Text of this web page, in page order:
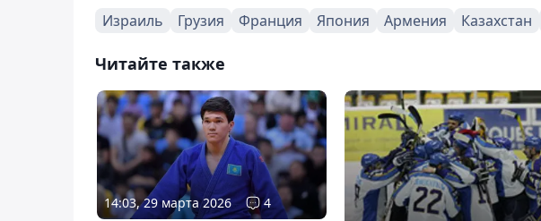
Израиль Грузия Франция Япония Армения Казахстан
Читайте также
14:03, 29 марта 2026 4